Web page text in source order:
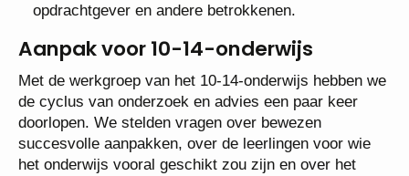
opdrachtgever en andere betrokkenen.
Aanpak voor 10-14-onderwijs
Met de werkgroep van het 10-14-onderwijs hebben we
de cyclus van onderzoek en advies een paar keer
doorlopen. We stelden vragen over bewezen
succesvolle aanpakken, over de leerlingen voor wie
het onderwijs vooral geschikt zou zijn en over het